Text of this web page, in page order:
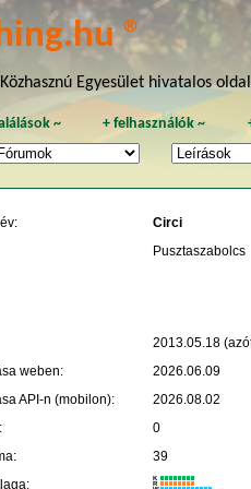
®
Egyesület hivatalos
~ +felhasználók ~
Circi
Pusztaszabolcs
2013.05.18
weben:
2026.06.09
API-n (mobilon):
2026.08.02
0
39
K
R